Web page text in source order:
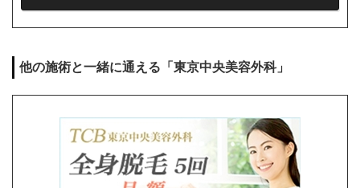
シェービング代 0円
キャンセル料 前日まで無料
他の施術と一緒に通える「東京中央美容外科」